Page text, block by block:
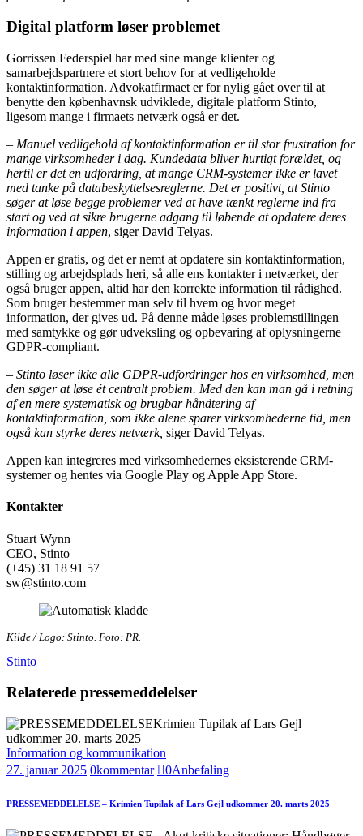
Digital platform løser problemet
Gorrissen Federspiel har med sine mange klienter og
samarbejdspartnere et stort behov for at vedligeholde
kontaktinformation. Advokatfirmaet er for nylig gået over til at
benytte den københavnsk udviklede, digitale platform Stinto,
ligesom mange i firmaets netværk også er det.
– Manuel vedligehold af kontaktinformation er til stor frustration for
mange virksomheder i dag. Kundedata bliver hurtigt forældet, og
hertil er det en udfordring, at mange CRM-systemer ikke er lavet
med tanke på databeskyttelsesreglerne. Det er positivt, at Stinto
søger at løse begge problemer ved at have tænkt reglerne ind fra
start og ved at sikre brugerne adgang til løbende at opdatere deres
information i appen, siger David Telyas.
Appen er gratis, og det er nemt at opdatere sin kontaktinformation,
stilling og arbejdsplads heri, så alle ens kontakter i netværket, der
også bruger appen, altid har den korrekte information til rådighed.
Som bruger bestemmer man selv til hvem og hvor meget
information, der gives ud. På denne måde løses problemstillingen
med samtykke og gør udveksling og opbevaring af oplysningerne
GDPR-compliant.
– Stinto løser ikke alle GDPR-udfordringer hos en virksomhed, men
den søger at løse ét centralt problem. Med den kan man gå i retning
af en mere systematisk og brugbar håndtering af
kontaktinformation, som ikke alene sparer virksomhederne tid, men
også kan styrke deres netværk, siger David Telyas.
Appen kan integreres med virksomhedernes eksisterende CRM-
systemer og hentes via Google Play og Apple App Store.
Kontakter
Stuart Wynn
CEO, Stinto
(+45) 31 18 91 57
sw@stinto.com
Kilde / Logo: Stinto. Foto: PR.
Stinto
Relaterede pressemeddelelser
Information og kommunikation
27. januar 2025 0kommentar 0Anbefaling
PRESSEMEDDELELSE – Krimien Tupilak af Lars Gejl udkommer 20. marts 2025